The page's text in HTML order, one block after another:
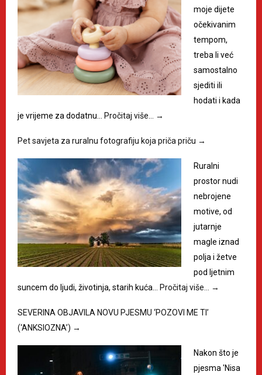
moje dijete
očekivanim
tempom,
treba li već
samostalno
sjediti ili
hodati i kada
je vrijeme za dodatnu… Pročitaj više… →
Pet savjeta za ruralnu fotografiju koja priča priču →
Ruralni
prostor nudi
nebrojene
motive, od
jutarnje
magle iznad
polja i žetve
pod ljetnim
suncem do ljudi, životinja, starih kuća… Pročitaj više… →
SEVERINA OBJAVILA NOVU PJESMU ‘POZOVI ME TI’
(‘ANKSIOZNA’) →
Nakon što je
pjesma 'Nisa